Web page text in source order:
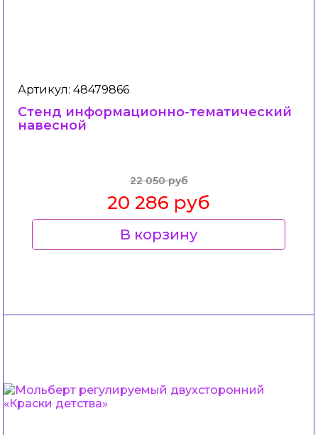
Артикул: 48479866
Стенд информационно-тематический
навесной
22 050 руб
20 286 руб
В корзину